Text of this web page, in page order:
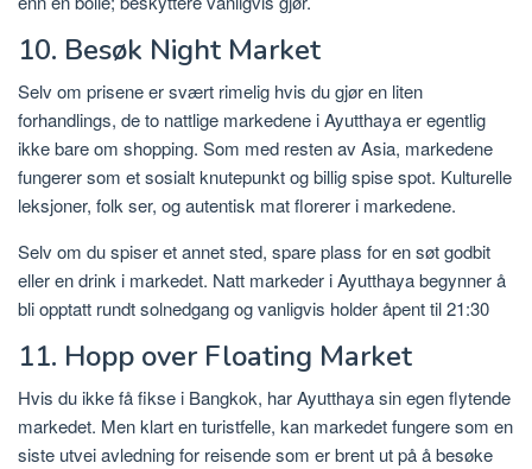
10. Besøk Night Market
Selv om prisene er svært rimelig hvis du gjør en liten
forhandlings, de to nattlige markedene i Ayutthaya er egentlig
ikke bare om shopping. Som med resten av Asia, markedene
fungerer som et sosialt knutepunkt og billig spise spot. Kulturelle
leksjoner, folk ser, og autentisk mat florerer i markedene.
Selv om du spiser et annet sted, spare plass for en søt godbit
eller en drink i markedet. Natt markeder i Ayutthaya begynner å
bli opptatt rundt solnedgang og vanligvis holder åpent til 21:30
11. Hopp over Floating Market
Hvis du ikke få fikse i Bangkok, har Ayutthaya sin egen flytende
markedet. Men klart en turistfelle, kan markedet fungere som en
siste utvei avledning for reisende som er brent ut på å besøke